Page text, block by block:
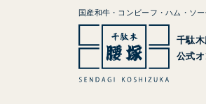
国産和牛・コンビーフ・ハム・ソ
千駄
公式